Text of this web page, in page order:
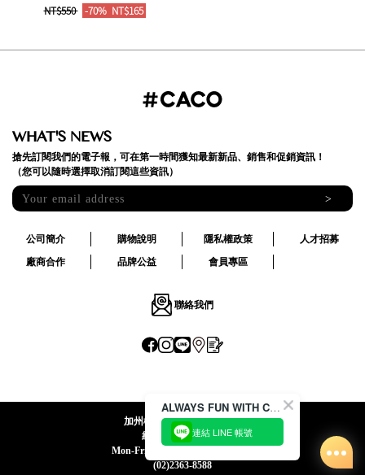
NT$550 -70% NT$165
WHAT'S NEWS
搶先訂閱我們的電子報，可在第一時間獲知最新新品、銷售和促銷資訊！
（您可以隨時選擇取消訂閱這些資訊）
>
公司簡介 購物說明 隱私權政策
人才招募
廠商合作
品牌公益 會員專區
聯絡我們
加州椰子國際股份有限公司
統一編號:24492069
Mon-Fri 09:00-12:30 / 13:30-18:00
(02)2363-8588
ALWAYS FUN WITH CACO !
連結 LINE 帳號